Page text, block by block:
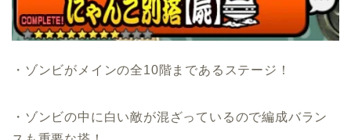
・ゾンビがメインの全10階まであるステージ！
・ゾンビの中に白い敵が混ざっているので編成バラン